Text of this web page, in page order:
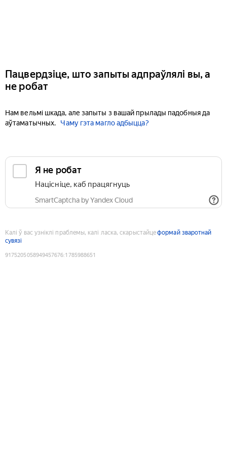
Пацвердзіце, што запыты адпраўлялі вы, а
не робат
Нам вельмі шкада, але запыты з вашай прылады падобныя да
аўтаматычных.
Чаму гэта магло адбыцца?
Я не робат
Націсніце, каб працягнуць
SmartCaptcha by Yandex Cloud
Калі ў вас узніклі праблемы, калі ласка, скарыстайцеформай зваротнай
сувязі
9175205058949457676:1785988651